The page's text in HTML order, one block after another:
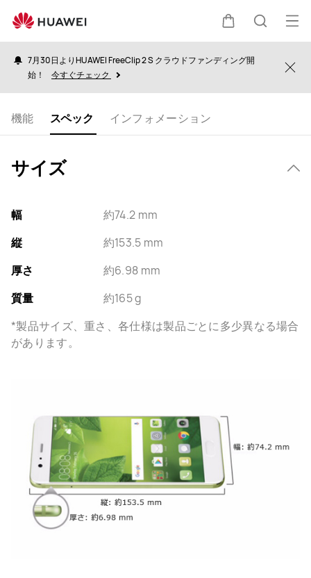
カ
検
オ
プ
ン
ニ
ュ
7月30日よりHUAWEI FreeClip 2 S クラウドファンディング開
始！
今すぐチェック
機能 スペック インフォメーション
サイズ
幅
約74.2 mm
縦
約153.5 mm
厚さ
約6.98 mm
質量
約165 g
*製品サイズ、重さ、各仕様は製品ごとに多少異なる場合
があります。